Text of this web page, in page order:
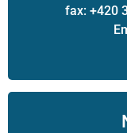
fax: +420